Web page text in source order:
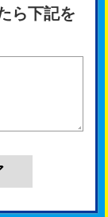
ら下記を